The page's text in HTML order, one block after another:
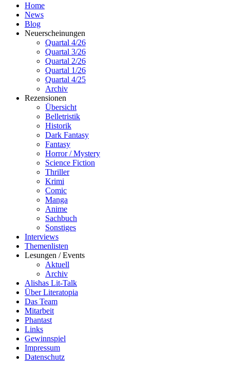
Home
News
Blog
Neuerscheinungen
Quartal 4/26
Quartal 3/26
Quartal 2/26
Quartal 1/26
Quartal 4/25
Archiv
Rezensionen
Übersicht
Belletristik
Historik
Dark Fantasy
Fantasy
Horror / Mystery
Science Fiction
Thriller
Krimi
Comic
Manga
Anime
Sachbuch
Sonstiges
Interviews
Themenlisten
Lesungen / Events
Aktuell
Archiv
Alishas Lit-Talk
Über Literatopia
Das Team
Mitarbeit
Phantast
Links
Gewinnspiel
Impressum
Datenschutz